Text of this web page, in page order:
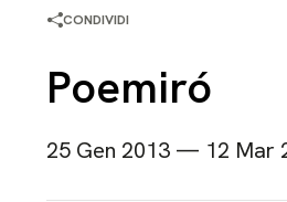
CONDIVIDI
Poemiró
25 Gen 2013 — 12 Mar